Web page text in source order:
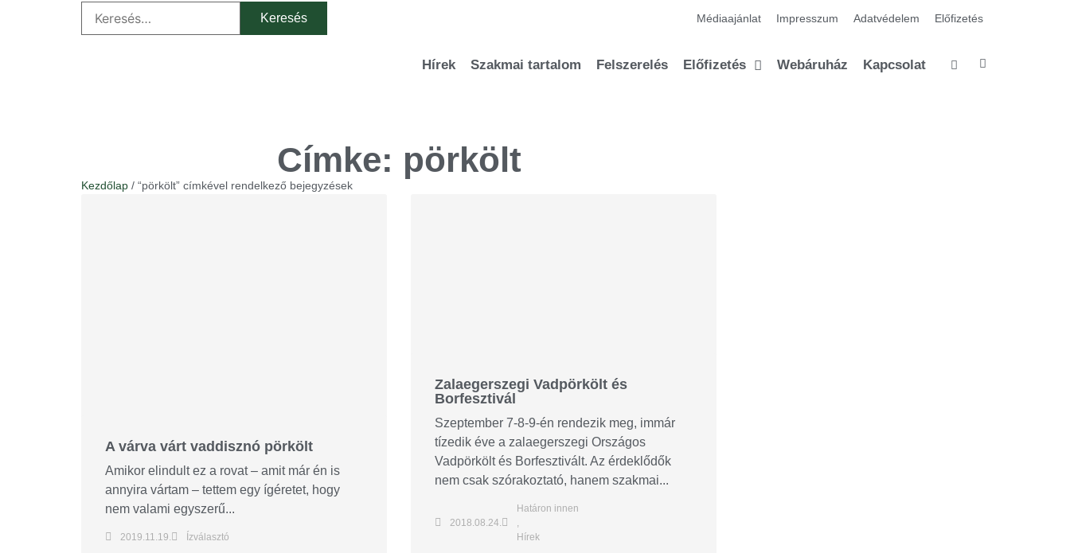
Médiaajánlat Impresszum Adatvédelem Előfizetés
Hírek Szakmai tartalom Felszerelés Előfizetés Webáruház Kapcsolat
Címke: pörkölt
Kezdőlap / “pörkölt” címkével rendelkező bejegyzések
A várva várt vaddisznó pörkölt
Amikor elindult ez a rovat – amit már én is
annyira vártam – tettem egy ígéretet, hogy
nem valami egyszerű...
2019.11.19. Ízválasztó
Zalaegerszegi Vadpörkölt és
Borfesztivál
Szeptember 7-8-9-én rendezik meg, immár
tízedik éve a zalaegerszegi Országos
Vadpörkölt és Borfesztivált. Az érdeklődők
nem csak szórakoztató, hanem szakmai...
2018.08.24.
Határon innen
,
Hírek